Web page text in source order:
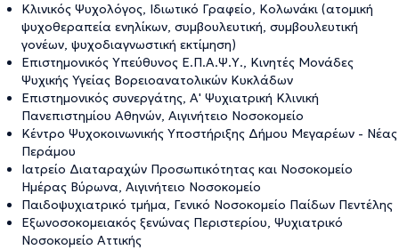
Κλινικός Ψυχολόγος, Ιδιωτικό Γραφείο, Κολωνάκι (ατομική
ψυχοθεραπεία ενηλίκων, συμβουλευτική, συμβουλευτική
γονέων, ψυχοδιαγνωστική εκτίμηση)
Επιστημονικός Υπεύθυνος Ε.Π.Α.Ψ.Υ., Κινητές Μονάδες
Ψυχικής Υγείας Βορειοανατολικών Κυκλάδων
Επιστημονικός συνεργάτης, Α' Ψυχιατρική Κλινική
Πανεπιστημίου Αθηνών, Αιγινήτειο Νοσοκομείο
Κέντρο Ψυχοκοινωνικής Υποστήριξης Δήμου Μεγαρέων - Νέας
Περάμου
Ιατρείο Διαταραχών Προσωπικότητας και Νοσοκομείο
Ημέρας Βύρωνα, Αιγινήτειο Νοσοκομείο
Παιδοψυχιατρικό τμήμα, Γενικό Νοσοκομείο Παίδων Πεντέλης
Εξωνοσοκομειακός ξενώνας Περιστερίου, Ψυχιατρικό
Νοσοκομείο Αττικής